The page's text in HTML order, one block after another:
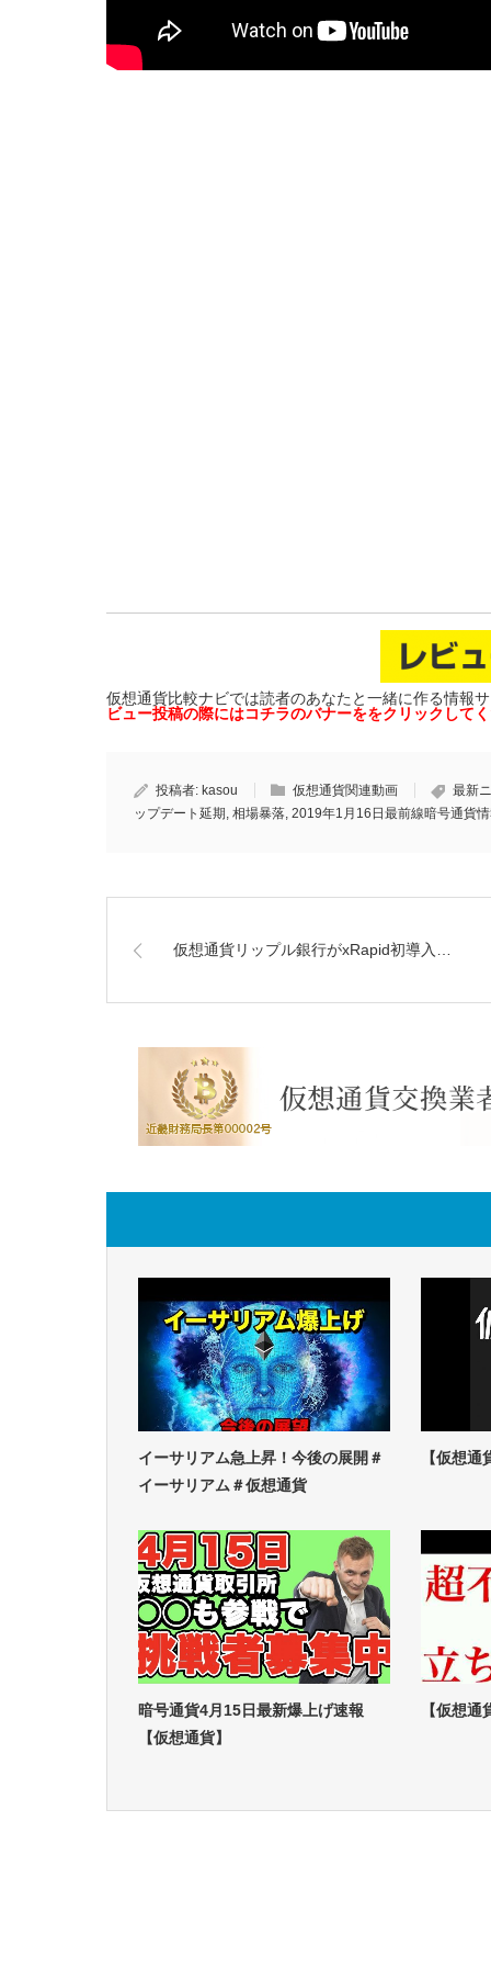
仮想通貨比較ナビでは読者のあなたと一緒に作る情報
ビュー投稿の際にはコチラのバナーををクリックして
投稿者: kasou 仮想通貨関連動画
最新
ップデート延期 相場暴落 2019年1月16日最前線暗号通貨
仮想通貨リップル銀行がxRapid初導入…
イーサリアム急上昇！今後の展開＃
イーサリアム＃仮想通貨
【仮想
暗号通貨4月15日最新爆上げ速報
【仮想通貨】
【仮想